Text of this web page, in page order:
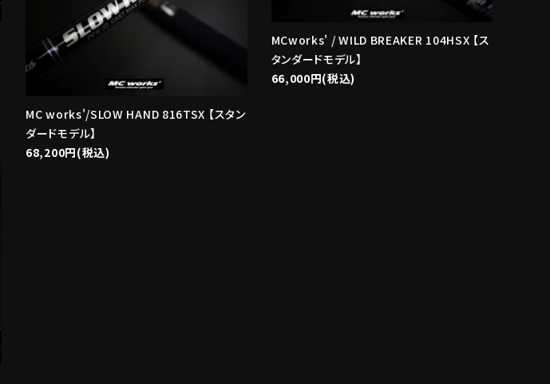
MC works'/SLOW HAND 816TSX 【スタン
ダードモデル】
68,200円(税込)
MCworks' / WILD BREAKER 104HSX 【ス
タンダードモデル】
66,000円(税込)